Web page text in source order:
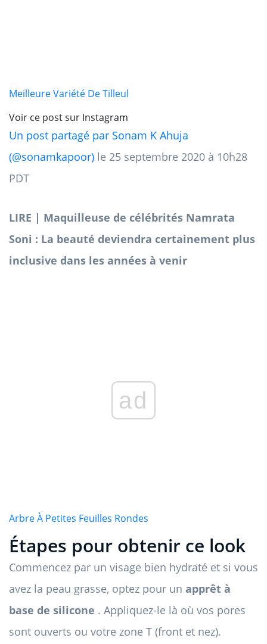
Meilleure Variété De Tilleul
Voir ce post sur Instagram
Un post partagé par Sonam K Ahuja
(@sonamkapoor) le 25 septembre 2020 à 10h28
PDT
LIRE | Maquilleuse de célébrités Namrata
Soni : La beauté deviendra certainement plus
inclusive dans les années à venir
ad
Arbre À Petites Feuilles Rondes
Étapes pour obtenir ce look
Commencez par un visage bien hydraté et si vous
avez la peau grasse, optez pour un apprêt à
base de silicone . Appliquez-le là où vos pores
sont ouverts ou votre zone T (front et nez).